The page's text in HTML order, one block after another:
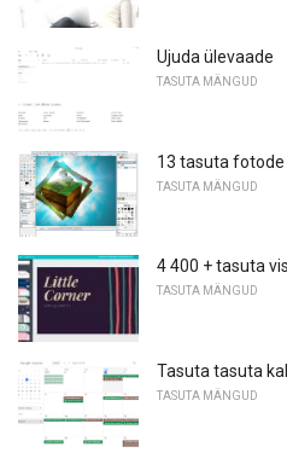
Ujuda ülevaade
TASUTA MÄNGUD
13 tasuta fotode
TASUTA MÄNGUD
4 400 + tasuta
TASUTA MÄNGUD
Tasuta tasuta
TASUTA MÄNGUD